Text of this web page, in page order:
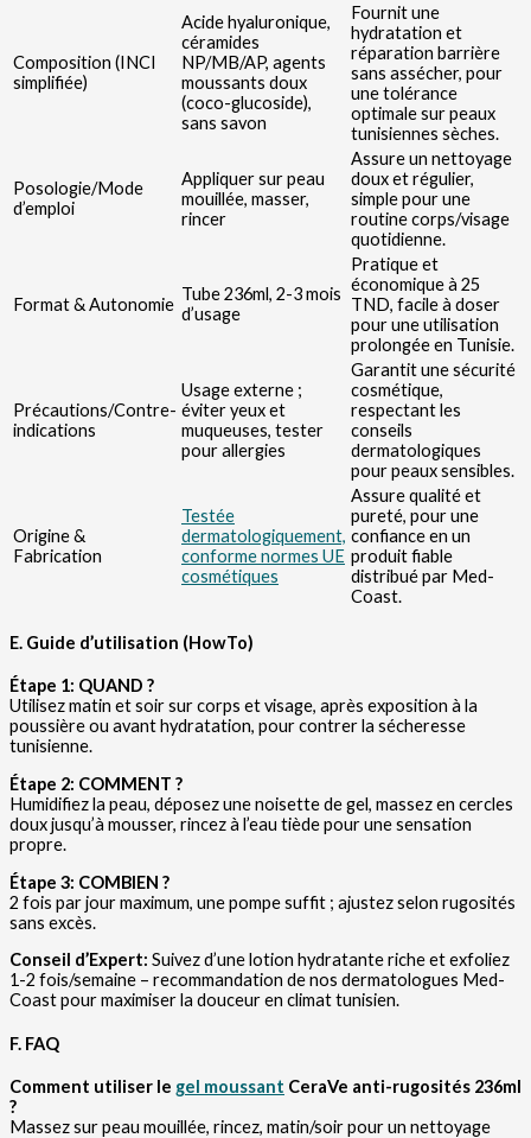
Composition (INCI
simplifiée)
Acide hyaluronique,
céramides
NP/MB/AP, agents
moussants doux
(coco-glucoside),
sans savon
Fournit une
hydratation et
réparation barrière
sans assécher, pour
une tolérance
optimale sur peaux
tunisiennes sèches.
Posologie/Mode
d’emploi
Appliquer sur peau
mouillée, masser,
rincer
Assure un nettoyage
doux et régulier,
simple pour une
routine corps/visage
quotidienne.
Format & Autonomie
Tube 236ml, 2-3 mois
d’usage
Pratique et
économique à 25
TND, facile à doser
pour une utilisation
prolongée en Tunisie.
Précautions/Contre-
indications
Usage externe ;
éviter yeux et
muqueuses, tester
pour allergies
Garantit une sécurité
cosmétique,
respectant les
conseils
dermatologiques
pour peaux sensibles.
Origine &
Fabrication
Testée
dermatologiquement,
conforme normes UE
cosmétiques
Assure qualité et
pureté, pour une
confiance en un
produit fiable
distribué par Med-
Coast.
E. Guide d’utilisation (HowTo)
Étape 1: QUAND ?
Utilisez matin et soir sur corps et visage, après exposition à la
poussière ou avant hydratation, pour contrer la sécheresse
tunisienne.
Étape 2: COMMENT ?
Humidifiez la peau, déposez une noisette de gel, massez en cercles
doux jusqu’à mousser, rincez à l’eau tiède pour une sensation
propre.
Étape 3: COMBIEN ?
2 fois par jour maximum, une pompe suffit ; ajustez selon rugosités
sans excès.
Conseil d’Expert: Suivez d’une lotion hydratante riche et exfoliez
1-2 fois/semaine – recommandation de nos dermatologues Med-
Coast pour maximiser la douceur en climat tunisien.
F. FAQ
Comment utiliser le gel moussant CeraVe anti-rugosités 236ml
?
Massez sur peau mouillée, rincez, matin/soir pour un nettoyage